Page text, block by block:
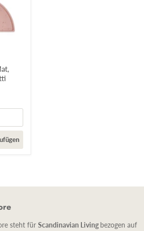
steht für Scandinavian Living bezogen auf